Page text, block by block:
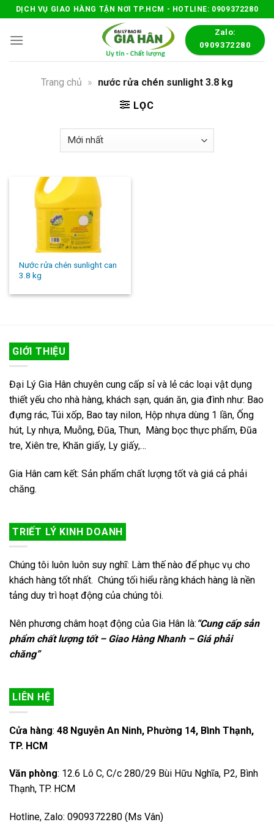
Skip
to
content
DỊCH VỤ GIAO HÀNG TẬN NƠI TP.HCM - HOTLINE: 0909372280
Zalo:
0909372280
Trang chủ » nước rửa chén sunlight 3.8 kg
LỌC
Nước rửa chén sunlight can
3.8 kg
GIỚI THIỆU
Đại Lý Gia Hân chuyên cung cấp sỉ và lẻ các loại vật dụng
thiết yếu cho nhà hàng, khách sạn, quán ăn, gia đình như: Bao
đựng rác, Túi xốp, Bao tay nilon, Hộp nhựa dùng 1 lần, Ống
hút, Ly nhựa, Muỗng, Đũa, Thun, Màng bọc thực phẩm, Đũa
tre, Xiên tre, Khăn giấy, Ly giấy,…
Gia Hân cam kết: Sản phẩm chất lượng tốt và giá cả phải
chăng.
TRIẾT LÝ KINH DOANH
Chúng tôi luôn luôn suy nghĩ: Làm thế nào để phục vụ cho
khách hàng tốt nhất. Chúng tối hiểu rằng khách hàng là nền
tảng duy trì hoạt động của chúng tôi.
Nên phương châm hoạt động của Gia Hân là: “Cung cấp sản
phẩm chất lượng tốt – Giao Hàng Nhanh – Giá phải
chăng”
LIÊN HỆ
Cửa hàng: 48 Nguyễn An Ninh, Phường 14, Bình Thạnh,
TP. HCM
Văn phòng: 12.6 Lô C, C/c 280/29 Bùi Hữu Nghĩa, P2, Bình
Thạnh, TP. HCM
Hotline, Zalo: 0909372280 (Ms Vân)